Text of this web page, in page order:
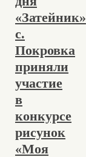
«Затейник»
с.
Покровка
приняли
участие
в
конкурсе
рисунок
«Моя